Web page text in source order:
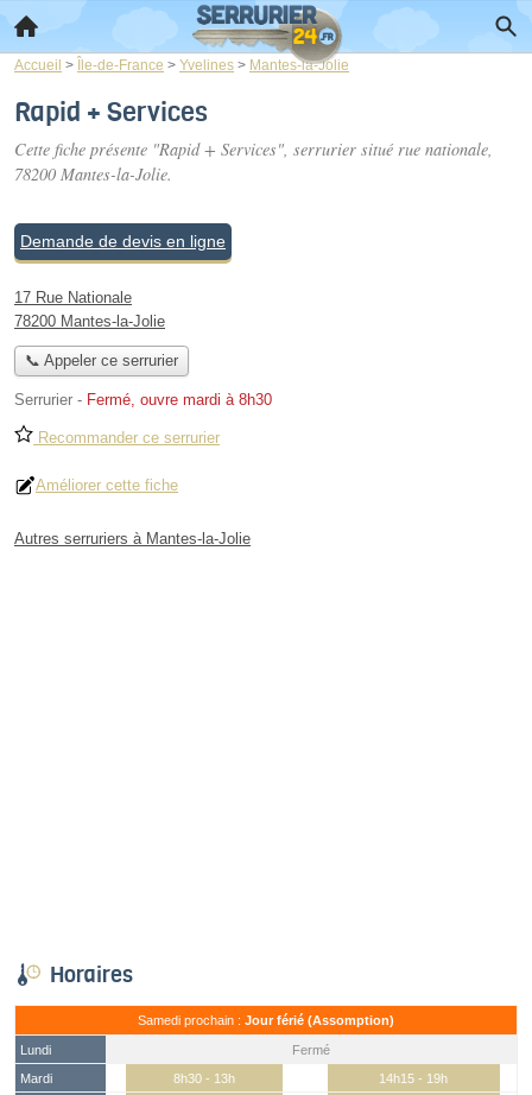
Accueil > Île-de-France > Yvelines > Mantes-la-Jolie
Rapid + Services
Cette fiche présente "Rapid + Services", serrurier situé rue nationale,
78200 Mantes-la-Jolie.
Demande de devis en ligne
17 Rue Nationale
78200 Mantes-la-Jolie
📞 Appeler ce serrurier
Serrurier - Fermé, ouvre mardi à 8h30
Recommander ce serrurier
Améliorer cette fiche
Autres serruriers à Mantes-la-Jolie
Horaires
Samedi prochain : Jour férié (Assomption)
Lundi
Fermé
Mardi
8h30 - 13h
14h15 - 19h